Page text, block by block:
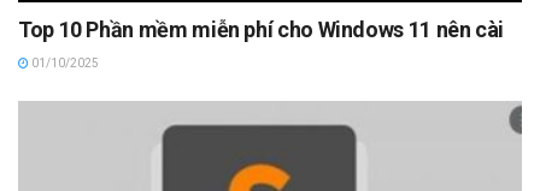
Top 10 Phần mềm miễn phí cho Windows 11 nên cài
01/10/2025